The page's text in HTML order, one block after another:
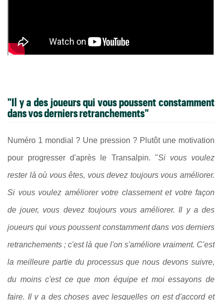
"Il y a des joueurs qui vous poussent constamment
dans vos derniers retranchements"
Numéro 1 mondial ? Une pression ? Plutôt une motivation
pour progresser d'après le Transalpin. "Si vous voulez
rester là où vous êtes, vous devez toujours vous améliorer.
Si vous voulez améliorer votre classement et votre façon
de jouer, vous devez toujours vous améliorer. Il y a des
joueurs qui vous poussent constamment dans vos derniers
retranchements ; c'est là que l'on s'améliore vraiment. C'est
la meilleure partie du processus que nous devons suivre,
du moins c'est ce que mon équipe et moi essayons de
faire. Il y a des choses avec lesquelles on est d'accord et